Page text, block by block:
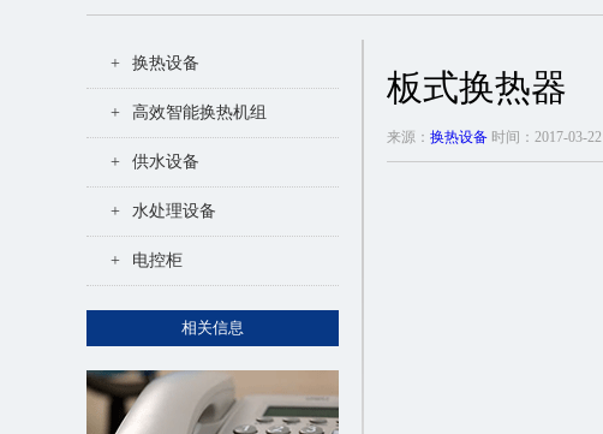
+ 换热设备
+ 高效智能换热机组
+ 供水设备
+ 水处理设备
+ 电控柜
相关信息
板式换热器
来源： 换热设备 时间：2017-03-22